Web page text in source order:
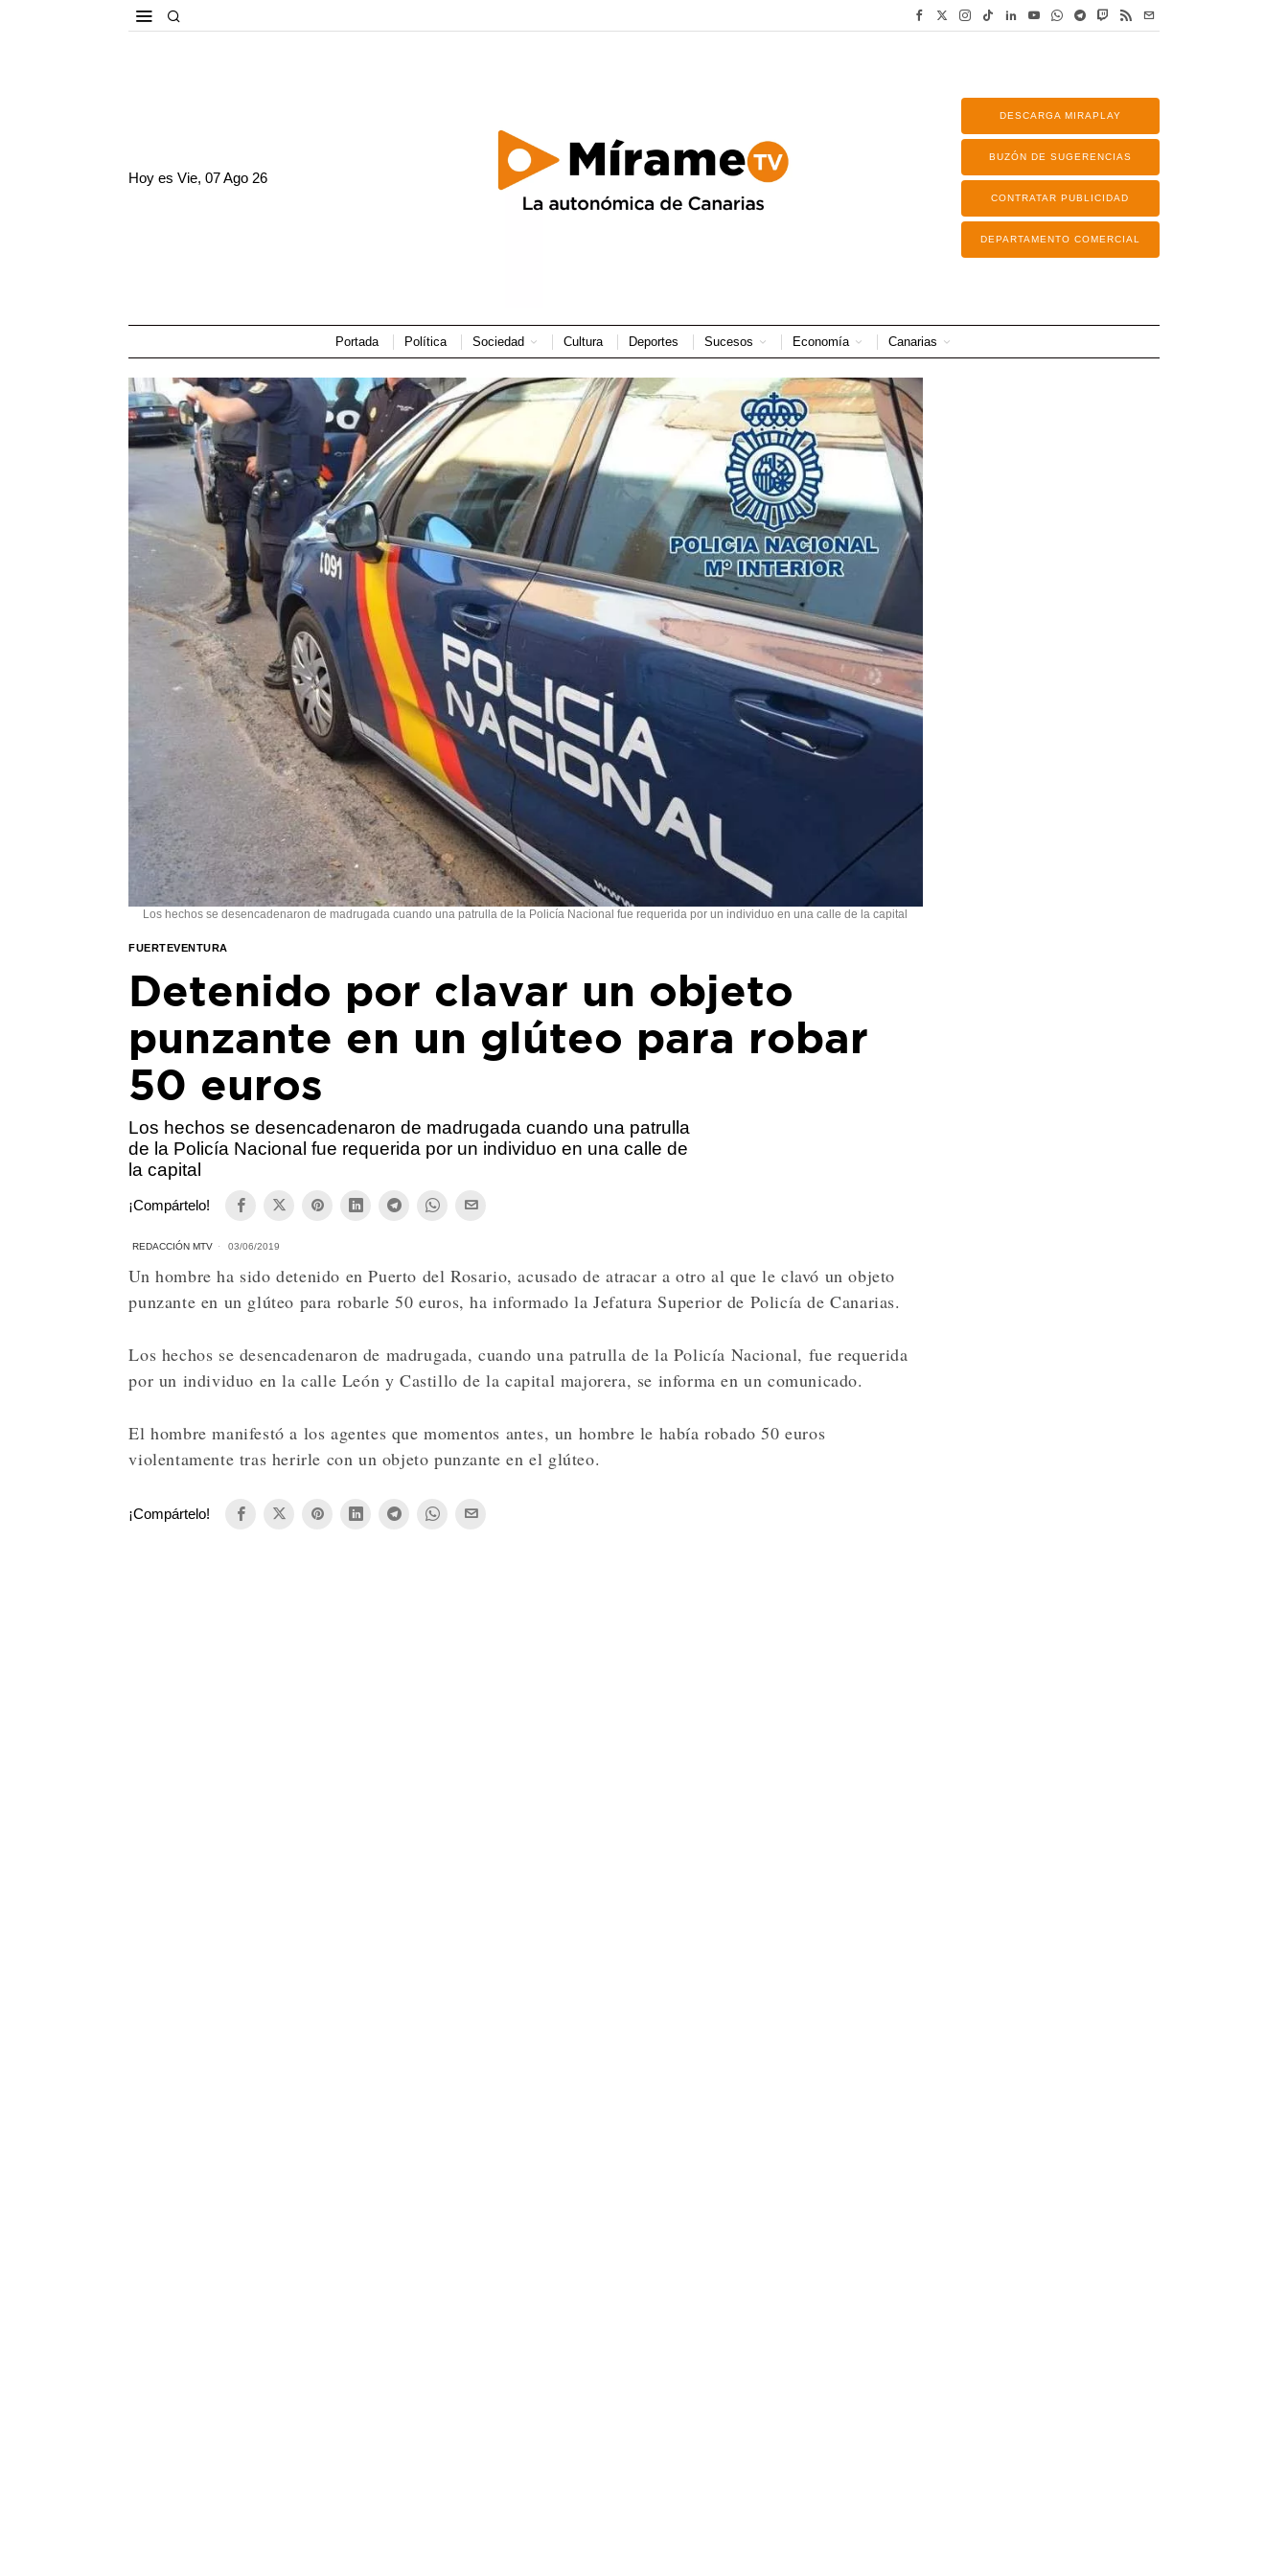
Hoy esVie, 07 Ago 26
DESCARGA MIRAPLAY
BUZÓN DE SUGERENCIAS
CONTRATAR PUBLICIDAD
DEPARTAMENTO COMERCIAL
Portada Política Sociedad Cultura Deportes Sucesos Economía Canarias
Los hechos se desencadenaron de madrugada cuando una patrulla de la Policía Nacional fue requerida por un individuo en una calle de la capital
FUERTEVENTURA
Detenido por clavar un objeto
punzante en un glúteo para robar
50 euros
Los hechos se desencadenaron de madrugada cuando una patrulla
de la Policía Nacional fue requerida por un individuo en una calle de
la capital
¡Compártelo!
REDACCIÓN MTV 03/06/2019
Un hombre ha sido detenido en Puerto del Rosario, acusado de atracar a otro al que le clavó un objeto
punzante en un glúteo para robarle 50 euros, ha informado la Jefatura Superior de Policía de Canarias.
Los hechos se desencadenaron de madrugada, cuando una patrulla de la Policía Nacional, fue requerida
por un individuo en la calle León y Castillo de la capital majorera, se informa en un comunicado.
El hombre manifestó a los agentes que momentos antes, un hombre le había robado 50 euros
violentamente tras herirle con un objeto punzante en el glúteo.
¡Compártelo!